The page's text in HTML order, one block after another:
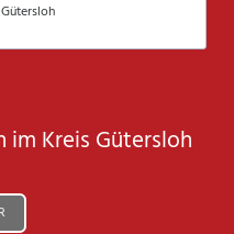
Kreis Gütersloh